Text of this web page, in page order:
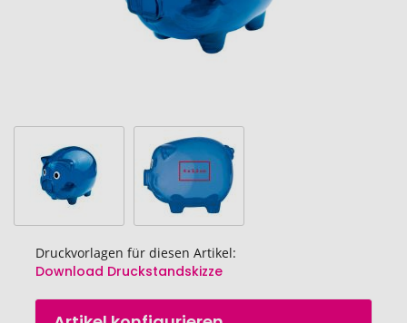
Druckvorlagen für diesen Artikel:
Download Druckstandskizze
Zum